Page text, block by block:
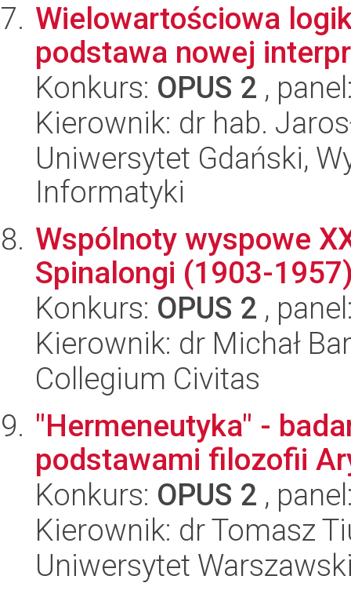
Wielowartościowa
podstawa nowej
Konkurs: OPUS 2 ,
Kierownik: dr hab.
Uniwersytet Gdański,
Informatyki
Wspólnoty wyspowe
Spinalongi (1903-
Konkurs: OPUS 2 ,
Kierownik: dr Michał
Collegium Civitas
"Hermeneutyka" -
podstawami filozofii
Konkurs: OPUS 2 ,
Kierownik: dr Tomasz
Uniwersytet